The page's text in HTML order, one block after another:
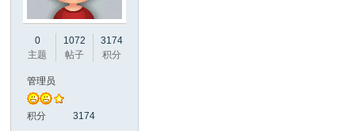
0
主题
1072
帖子
3174
积分
管理员
积分 3174